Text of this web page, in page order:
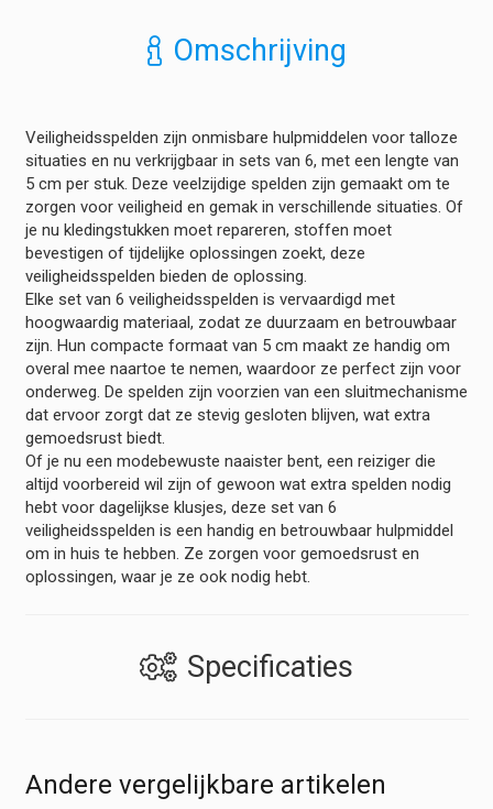
Omschrijving
Veiligheidsspelden zijn onmisbare hulpmiddelen voor talloze
situaties en nu verkrijgbaar in sets van 6, met een lengte van
5 cm per stuk. Deze veelzijdige spelden zijn gemaakt om te
zorgen voor veiligheid en gemak in verschillende situaties. Of
je nu kledingstukken moet repareren, stoffen moet
bevestigen of tijdelijke oplossingen zoekt, deze
veiligheidsspelden bieden de oplossing.
Elke set van 6 veiligheidsspelden is vervaardigd met
hoogwaardig materiaal, zodat ze duurzaam en betrouwbaar
zijn. Hun compacte formaat van 5 cm maakt ze handig om
overal mee naartoe te nemen, waardoor ze perfect zijn voor
onderweg. De spelden zijn voorzien van een sluitmechanisme
dat ervoor zorgt dat ze stevig gesloten blijven, wat extra
gemoedsrust biedt.
Of je nu een modebewuste naaister bent, een reiziger die
altijd voorbereid wil zijn of gewoon wat extra spelden nodig
hebt voor dagelijkse klusjes, deze set van 6
veiligheidsspelden is een handig en betrouwbaar hulpmiddel
om in huis te hebben. Ze zorgen voor gemoedsrust en
oplossingen, waar je ze ook nodig hebt.
Specificaties
Andere vergelijkbare artikelen